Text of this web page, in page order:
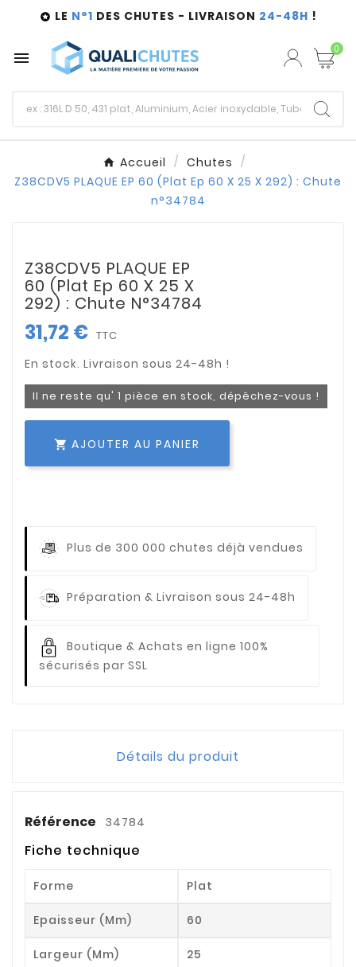
 LE N°1 DES CHUTES - LIVRAISON 24-48H !
 0
Accueil
Chutes
Z38CDV5 PLAQUE EP 60 (Plat Ep 60 X 25 X 292) : Chute
n°34784
Z38CDV5 PLAQUE EP
60 (Plat Ep 60 X 25 X
292) : Chute N°34784
31,72 € TTC
Il ne reste qu' 1 pièce en stock, dépêchez-vous !
 AJOUTER AU PANIER
Plus de 300 000 chutes déjà vendues
Préparation & Livraison sous 24-48h
Boutique & Achats en ligne 100%
sécurisés par SSL
Détails du produit
Référence 34784
Fiche technique
Forme Plat
Epaisseur (mm) 60
Largeur (mm) 25